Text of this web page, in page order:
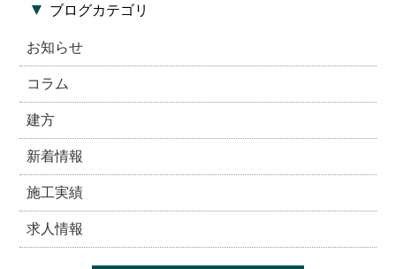
▼ ブログカテゴリ
お知らせ
コラム
建方
新着情報
施工実績
求人情報